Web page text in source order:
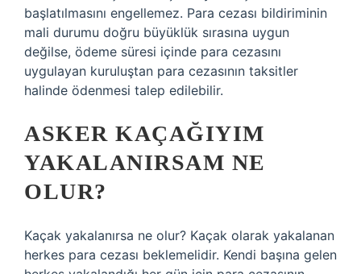
başlatılmasını engellemez. Para cezası bildiriminin
mali durumu doğru büyüklük sırasına uygun
değilse, ödeme süresi içinde para cezasını
uygulayan kuruluştan para cezasının taksitler
halinde ödenmesi talep edilebilir.
ASKER KAÇAĞIYIM
YAKALANIRSAM NE
OLUR?
Kaçak yakalanırsa ne olur? Kaçak olarak yakalanan
herkes para cezası beklemelidir. Kendi başına gelen